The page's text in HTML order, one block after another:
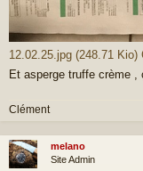
12.02.25.jpg (248.71 Kio)
Et asperge truffe crème ,
Clément
melano
Site Admin